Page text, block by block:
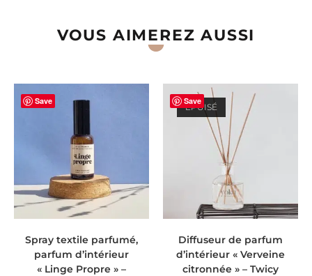
VOUS AIMEREZ AUSSI
Save
Spray textile parfumé,
parfum d’intérieur
« Linge Propre » –
Save
ÉPUISÉ
Diffuseur de parfum
d’intérieur « Verveine
citronnée » – Twicy